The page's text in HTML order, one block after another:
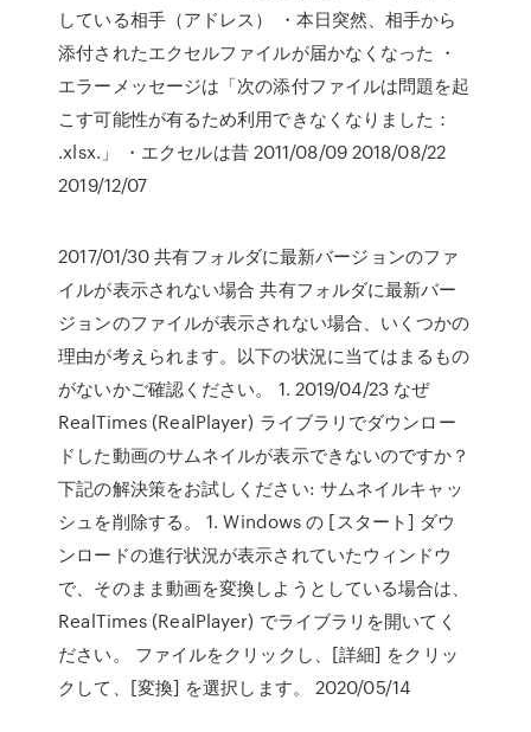
している相手（アドレス） ・本日突然、相手から
添付されたエクセルファイルが届かなくなった ・
エラーメッセージは「次の添付ファイルは問題を起
こす可能性が有るため利用できなくなりました：
.xlsx.」 ・エクセルは昔 2011/08/09 2018/08/22
2019/12/07
2017/01/30 共有フォルダに最新バージョンのファ
イルが表示されない場合 共有フォルダに最新バー
ジョンのファイルが表示されない場合、いくつかの
理由が考えられます。以下の状況に当てはまるもの
がないかご確認ください。 1. 2019/04/23 なぜ
RealTimes (RealPlayer) ライブラリでダウンロー
ドした動画のサムネイルが表示できないのですか？
下記の解決策をお試しください: サムネイルキャッ
シュを削除する。 1. Windows の [スタート] ダウ
ンロードの進行状況が表示されていたウィンドウ
で、そのまま動画を変換しようとしている場合は、
RealTimes (RealPlayer) でライブラリを開いてく
ださい。 ファイルをクリックし、[詳細] をクリッ
クして、[変換] を選択します。 2020/05/14